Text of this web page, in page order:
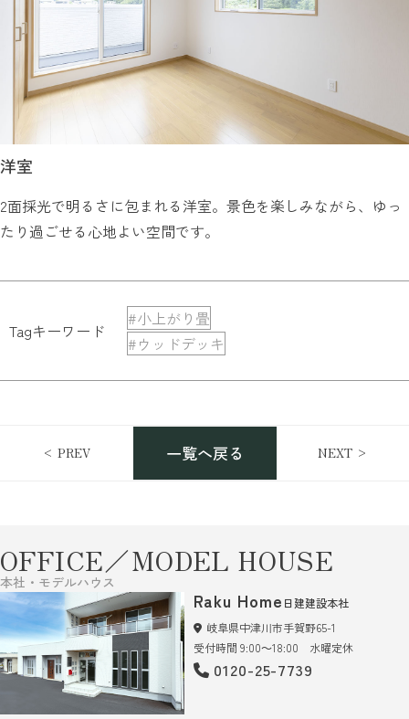
洋室
2面採光で明るさに包まれる洋室。景色を楽しみながら、ゆっ
たり過ごせる心地よい空間です。
Tagキーワード
#小上がり畳
#ウッドデッキ
< PREV 一覧へ戻る NEXT >
OFFICE／MODEL HOUSE
本社・モデルハウス
Raku Home 日建建設本社
岐阜県中津川市手賀野65-1
受付時間 9:00～18:00 水曜定休
0120-25-7739